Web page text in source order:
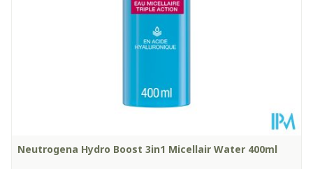
Kamertemperatuur (15°C -
Neutrogena Hydro Boost 3in1 Micellair Water 400ml